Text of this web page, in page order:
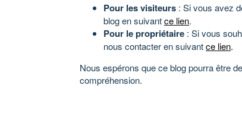
Pour les visiteurs : Si vous avez
blog en suivantce lien.
Pour le propriétaire : Si vous
nous contacter en suivantce lien.
Nous espérons que ce blog pourra être
compréhension.